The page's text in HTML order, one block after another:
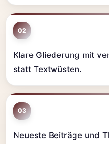
02
Klare Gliederung mit
statt Textwüsten.
03
Neueste Beiträge und